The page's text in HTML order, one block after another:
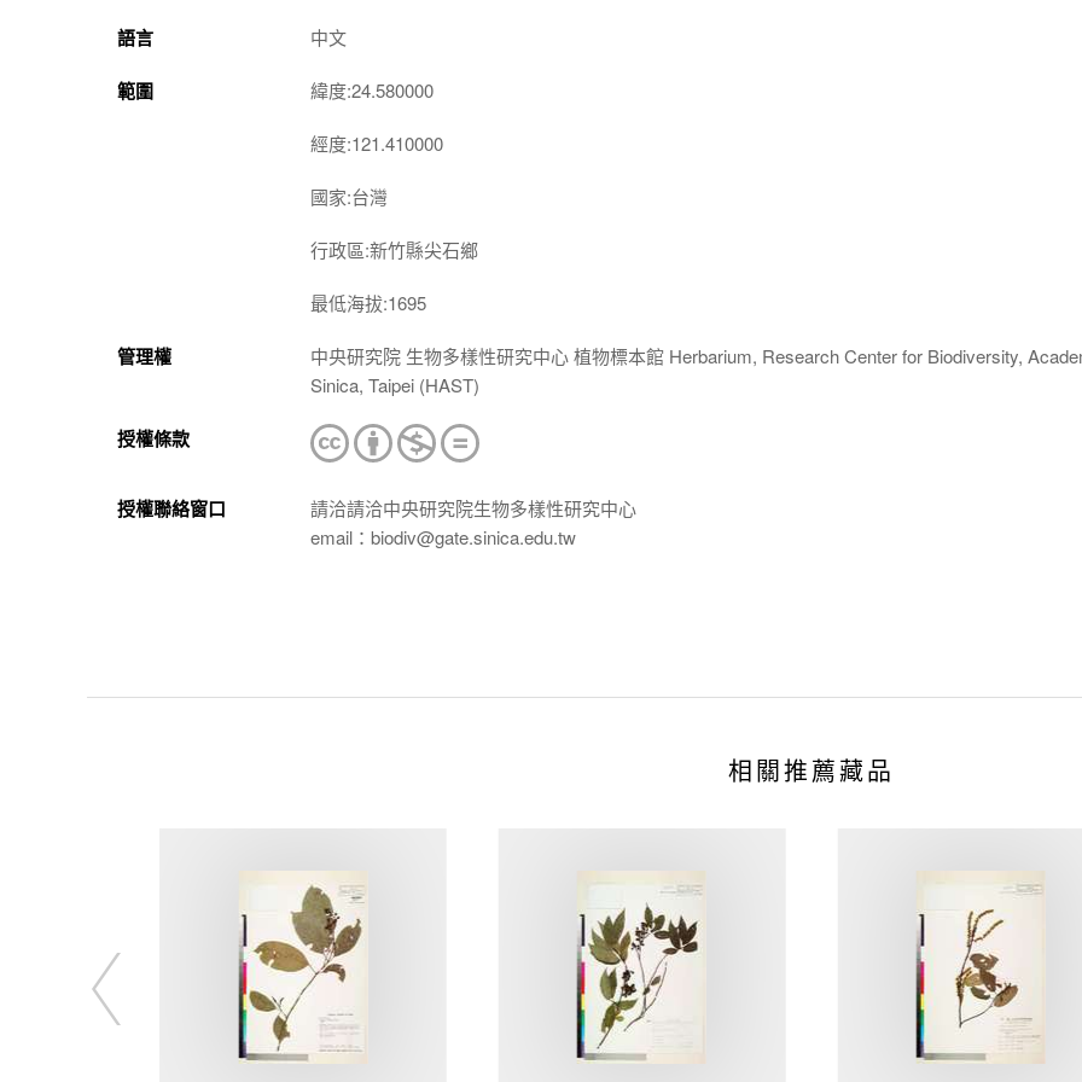
語言 中文
範圍 緯度:24.580000
經度:121.410000
國家:台灣
行政區:新竹縣尖石鄉
最低海拔:1695
管理權
中央研究院 生物多樣性研究中心 植物標本館 Herbarium, Research Center for Biodiversity,
Sinica, Taipei (HAST)
授權條款
授權聯絡窗口
請洽請洽中央研究院生物多樣性研究中心
email：biodiv@gate.sinica.edu.tw
相關推薦藏品